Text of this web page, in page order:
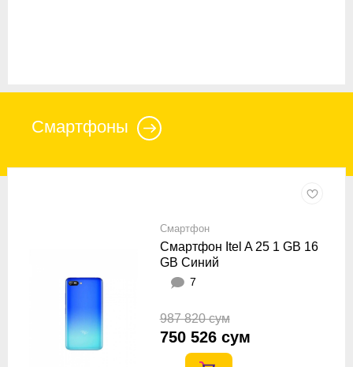
Смартфоны
Смартфон
Смартфон Itel A 25 1 GB 16
GB Синий
7
987 820 сум
750 526 сум